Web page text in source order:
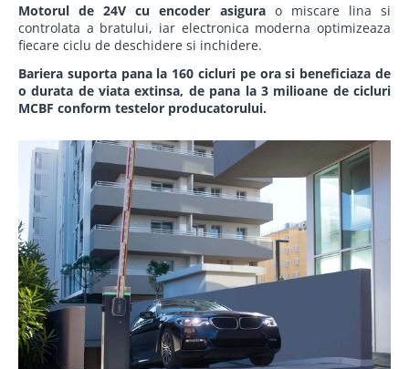
Motorul de 24V cu encoder asigurao miscare lina si
controlata a bratului, iar electronica moderna optimizeaza
fiecare ciclu de deschidere si inchidere.
Bariera suporta pana la 160 cicluri pe ora si beneficiaza de
o durata de viata extinsa, de pana la 3 milioane de cicluri
MCBF conform testelor producatorului.